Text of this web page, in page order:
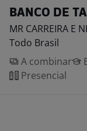
BANCO DE
MR CARREIRA E
Todo Brasil
A combinar
Presencial